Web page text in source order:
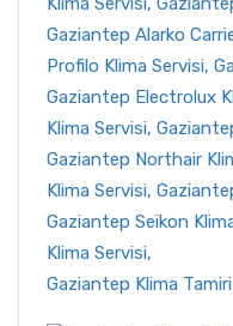
Gaziantep Klima Tamiri